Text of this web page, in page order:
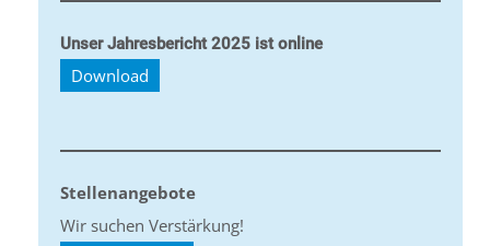
Unser Jahresbericht 2025 ist online
Download
Stellenangebote
Wir suchen Verstärkung!